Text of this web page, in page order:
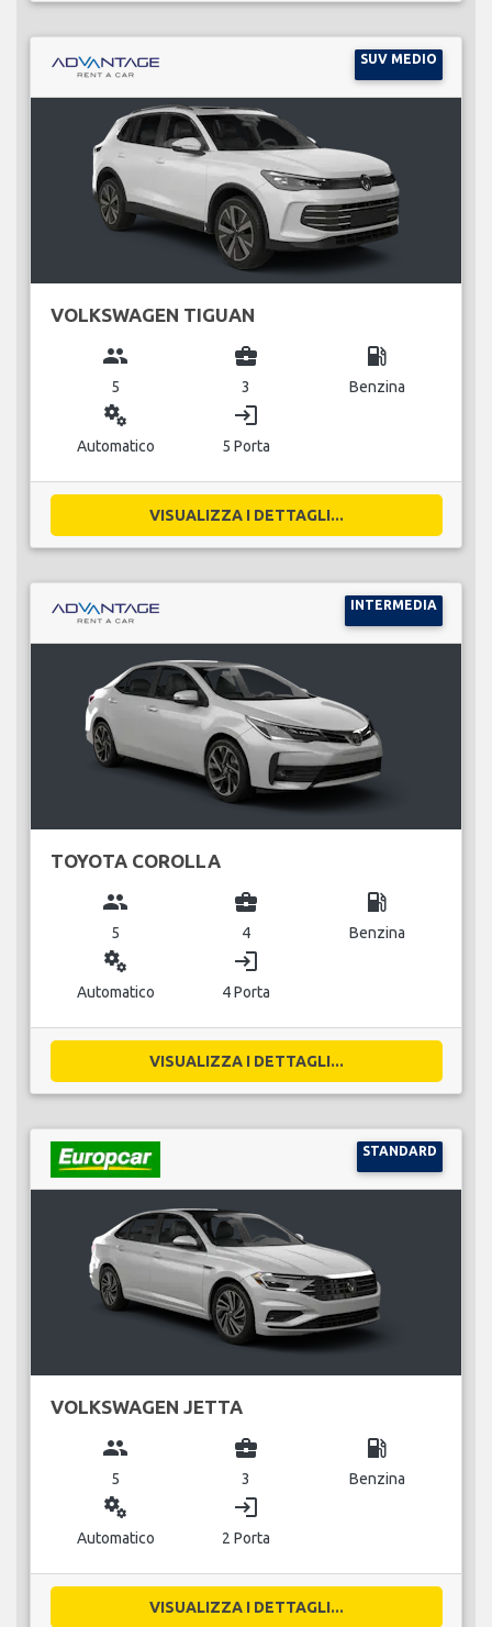
SUV MEDIO
VOLKSWAGEN TIGUAN
group
5
business_center
3
local_gas_station
Benzina
miscellaneous_services
Automatico
login
5 Porta
VISUALIZZA I DETTAGLI...
INTERMEDIA
TOYOTA COROLLA
group
5
business_center
4
local_gas_station
Benzina
miscellaneous_services
Automatico
login
4 Porta
VISUALIZZA I DETTAGLI...
STANDARD
VOLKSWAGEN JETTA
group
5
business_center
3
local_gas_station
Benzina
miscellaneous_services
Automatico
login
2 Porta
VISUALIZZA I DETTAGLI...